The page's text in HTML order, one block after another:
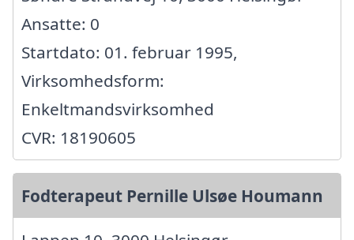
Ansatte: 0
Startdato: 01. februar 1995,
Virksomhedsform:
Enkeltmandsvirksomhed
CVR: 18190605
Fodterapeut Pernille Ulsøe Houmann